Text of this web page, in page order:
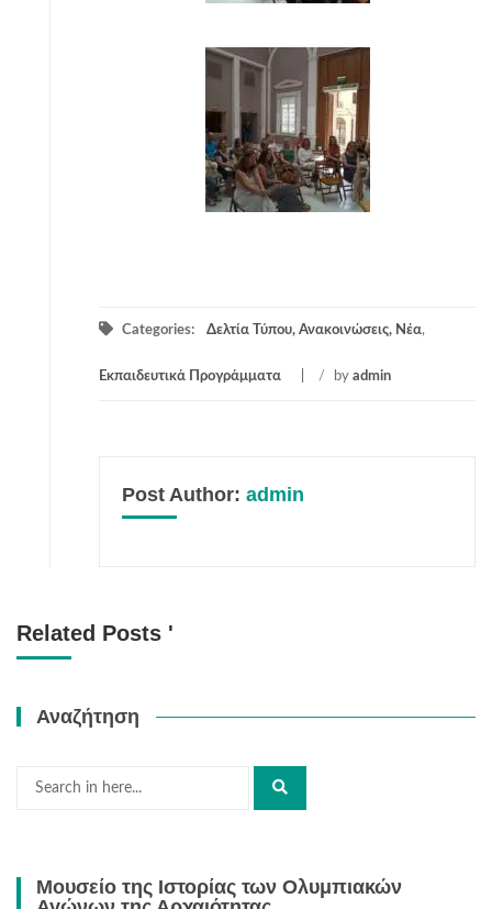
Categories: Δελτία Τύπου, Ανακοινώσεις, Νέα,
Εκπαιδευτικά Προγράμματα / by admin
Post Author: admin
Related Posts '
Αναζήτηση
Μουσείο της Ιστορίας των Ολυμπιακών